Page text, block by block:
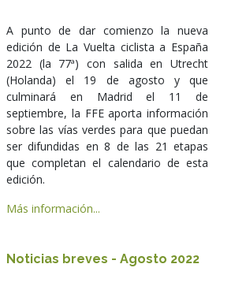
A punto de dar comienzo la nueva
edición de La Vuelta ciclista a España
2022 (la 77ª) con salida en Utrecht
(Holanda) el 19 de agosto y que
culminará en Madrid el 11 de
septiembre, la FFE aporta información
sobre las vías verdes para que puedan
ser difundidas en 8 de las 21 etapas
que completan el calendario de esta
edición.
Más información...
Noticias breves - Agosto 2022